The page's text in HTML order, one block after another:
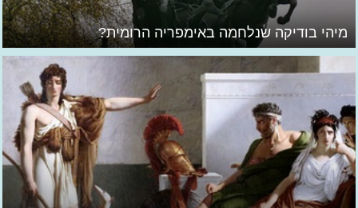
מיהי בודיקה שנלחמה באימפריה הרומית?